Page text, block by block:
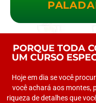
PORQUE TODA
UM CURSO
Hoje em dia se você
você achará aos montes,
riqueza de detalhes que